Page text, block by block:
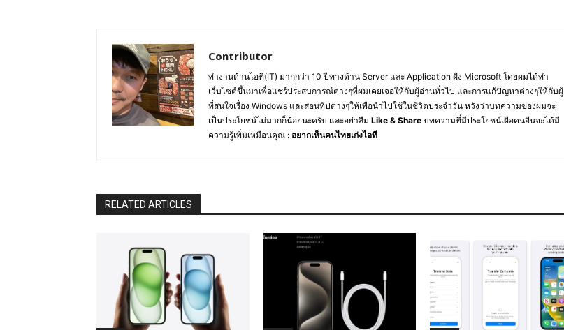
Contributor
ทำงานด้านไอที(IT) มากกว่า 10 ปีทางด้าน Server และ Application ฝั่ง Microsoft โดยผมได้ทำ
เว็บไซต์ขึ้นมาเพื่อแชร์ประสบการณ์ต่างๆที่ผมเคยเจอให้กับผู้อ่านทั่วไป และการแก้ปัญหาต่างๆให้กับผู้
ที่สนใจเรื่อง Windows และสอนทิปต่างๆให้เพื่อนำไปใช้ในชีวิตประจำวัน หวังว่าบทความของผมจะ
เป็นประโยชน์ไม่มากก็น้อยนะครับ และอย่าลืม Like & Share บทความที่มีประโยชน์เผื่อคนอื่นจะได้มี
ความรู้เพิ่มเหมือนคุณ : อยากเห็นคนไทยเก่งไอที
RELATED ARTICLES